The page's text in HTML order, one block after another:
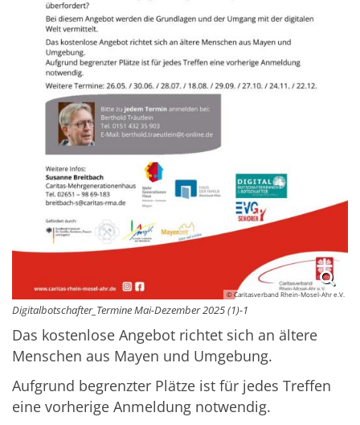
© Caritasverband Rhein-Mosel-Ahr e.V.
Digitalbotschafter_Termine Mai-Dezember 2025 (1)-1
Das kostenlose Angebot richtet sich an ältere
Menschen aus Mayen und Umgebung.
Aufgrund begrenzter Plätze ist für jedes Treffen
eine vorherige Anmeldung notwendig.